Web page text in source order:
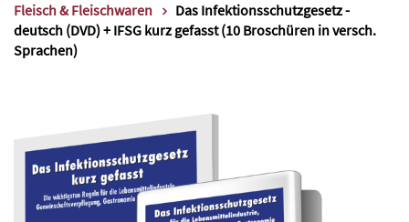
Fleisch & Fleischwaren
Das Infektionsschutzgesetz -
deutsch (DVD) + IFSG kurz gefasst (10 Broschüren in versch.
Sprachen)